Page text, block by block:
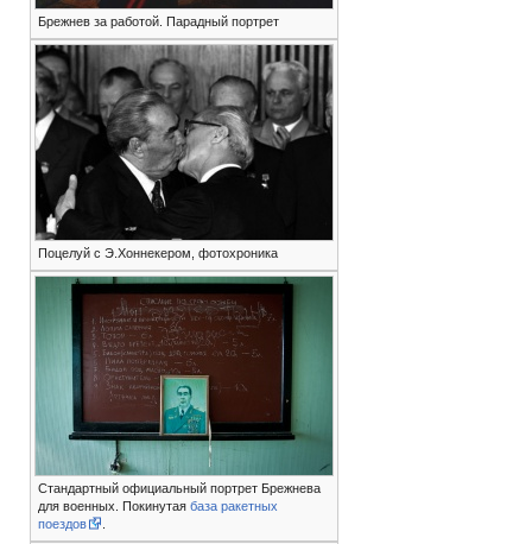
Брежнев за работой. Парадный портрет
Поцелуй с Э.Хоннекером, фотохроника
Стандартный официальный портрет Брежнева
для военных. Покинутая база ракетных
поездов